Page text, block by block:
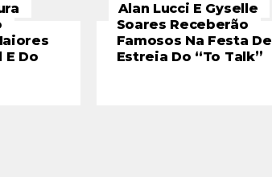
E Do
Alan Lucci E Gyselle
Soares Receberão
Famosos Na Festa De
Estreia Do “To Talk”